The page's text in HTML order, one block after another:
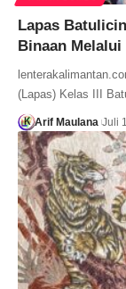
Lapas
Binaan
(Lapas) Kelas III
Arif Maulana Juli